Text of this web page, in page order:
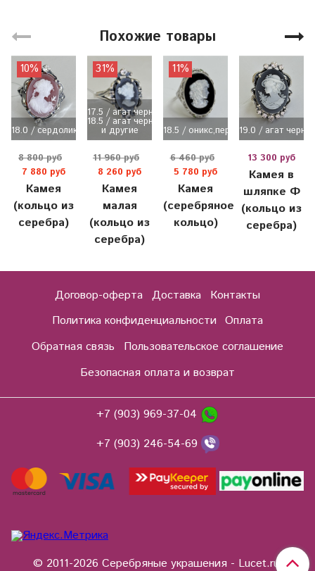
Похожие товары
18.0 / сердолик
10%
8 800 руб
7 880 руб
Камея
(кольцо из
серебра)
17.5 / агат черный
18.5 / агат черный
и другие
31%
11 960 руб
8 260 руб
Камея
малая
(кольцо из
серебра)
18.5 / оникс,перламутр / 6,...
11%
6 460 руб
5 780 руб
Камея
(серебряное
кольцо)
19.0 / агат
13 300 руб
Камея в
шляпке Ф
(кольцо из
серебра)
Договор-оферта Доставка
Контакты
Политика конфиденциальности Оплата
Обратная связь
Пользовательское соглашение
Безопасная оплата и возврат
+7 (903) 969-37-04
+7 (903) 246-54-69
© 2011-2026 Серебряные украшения - Lucet.ru.